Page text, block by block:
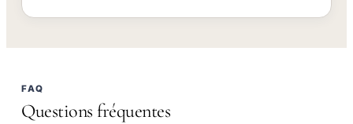
FAQ
Questions fréquentes